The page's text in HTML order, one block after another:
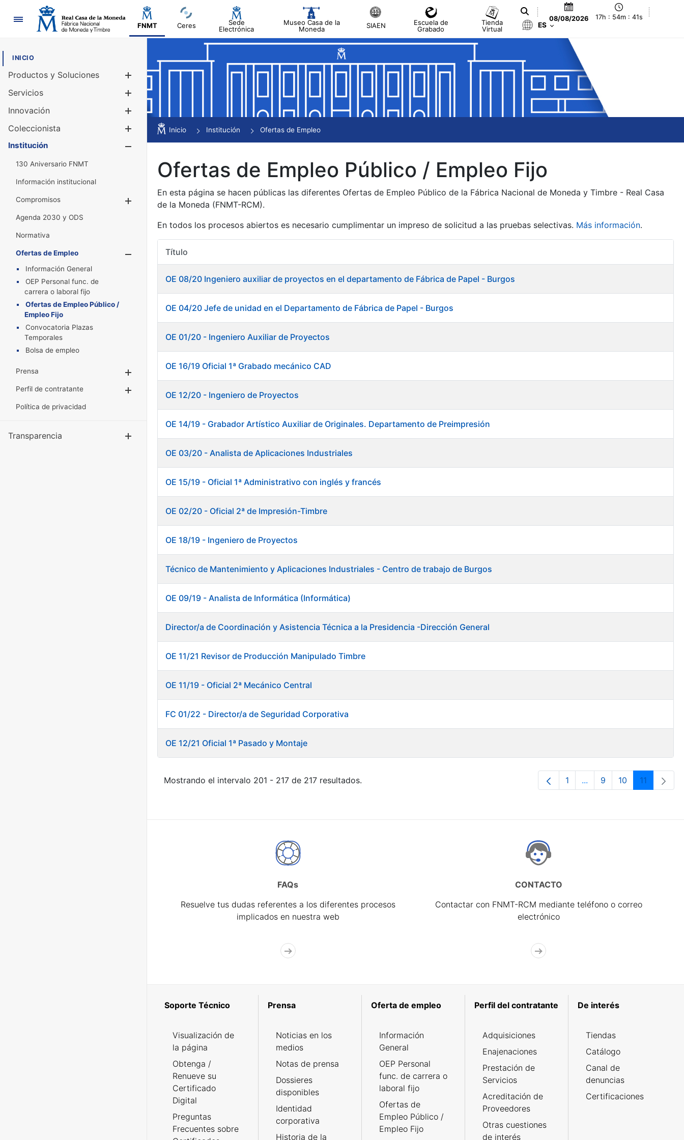
Navegación
FNMT Ceres
Sede
Electrónica
Museo Casa de la
Moneda
SIAEN
Escuela de
Grabado
Tienda
Virtual
08/08/2026 17h : 54m : 41s
ES
INICIO
Productos y Soluciones
Mostrar/Ocultar
Servicios
Innovación
Coleccionista
Mostrar/Ocultar
Institución
130 Aniversario FNMT
Información institucional
Compromisos
Mostrar/Ocultar
Agenda 2030 y ODS
Normativa
Ofertas de Empleo
Mostrar/Ocultar
Información General
OEP Personal func. de
carrera o laboral fijo
Ofertas de Empleo Público /
Empleo Fijo
Convocatoria Plazas
Temporales
Bolsa de empleo
Prensa
Mostrar/Ocultar
Perfil de contratante
Mostrar/Ocultar
Política de privacidad
Transparencia Mostrar/Ocultar
Inicio Institución Ofertas de Empleo
Ofertas de Empleo Público / Empleo Fijo
En esta página se hacen públicas las diferentes Ofertas de Empleo Público de la Fábrica Nacional de Moneda y Timbre - Real Casa
de la Moneda (FNMT-RCM).
En todos los procesos abiertos es necesario cumplimentar un impreso de solicitud a las pruebas selectivas. Más información.
Título
OE 08/20 Ingeniero auxiliar de proyectos en el departamento de Fábrica de Papel - Burgos
OE 04/20 Jefe de unidad en el Departamento de Fábrica de Papel - Burgos
OE 01/20 - Ingeniero Auxiliar de Proyectos
OE 16/19 Oficial 1ª Grabado mecánico CAD
OE 12/20 - Ingeniero de Proyectos
OE 14/19 - Grabador Artístico Auxiliar de Originales. Departamento de Preimpresión
OE 03/20 - Analista de Aplicaciones Industriales
OE 15/19 - Oficial 1ª Administrativo con inglés y francés
OE 02/20 - Oficial 2ª de Impresión-Timbre
OE 18/19 - Ingeniero de Proyectos
Técnico de Mantenimiento y Aplicaciones Industriales - Centro de trabajo de Burgos
OE 09/19 - Analista de Informática (Informática)
Director/a de Coordinación y Asistencia Técnica a la Presidencia -Dirección General
OE 11/21 Revisor de Producción Manipulado Timbre
OE 11/19 - Oficial 2ª Mecánico Central
FC 01/22 - Director/a de Seguridad Corporativa
OE 12/21 Oficial 1ª Pasado y Montaje
Mostrando el intervalo 201 - 217 de 217 resultados. Página
1 ...Páginas intermedias Use
Página
9 Página
10 Página
11
FAQs
Resuelve tus dudas referentes a los diferentes procesos
implicados en nuestra web
CONTACTO
Contactar con FNMT-RCM mediante teléfono o correo
electrónico
Soporte Técnico
Visualización de
la página
Obtenga /
Renueve su
Certificado
Digital
Preguntas
Frecuentes sobre
Prensa
Noticias en los
medios
Notas de prensa
Dossieres
disponibles
Identidad
corporativa
Historia de la
Oferta de empleo
Información
General
OEP Personal
func. de carrera o
laboral fijo
Ofertas de
Empleo Público /
Empleo Fijo
Perfil del contratante
Adquisiciones
Enajenaciones
Prestación de
Servicios
Acreditación de
Proveedores
Otras cuestiones
de interés
De interés
Tiendas
Catálogo
Canal de
denuncias
Certificaciones